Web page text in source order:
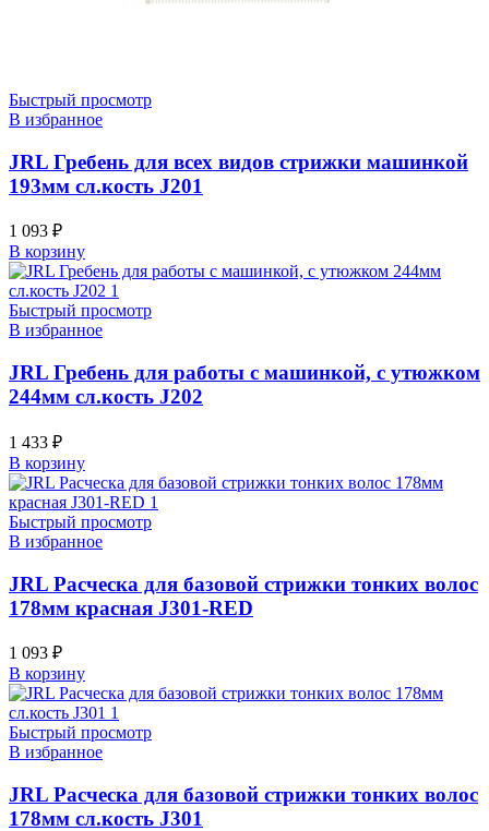
Быстрый просмотр
В избранное
JRL Гребень для всех видов стрижки машинкой
193мм сл.кость J201
1 093 ₽
В корзину
Быстрый просмотр
В избранное
JRL Гребень для работы с машинкой, с утюжком
244мм сл.кость J202
1 433 ₽
В корзину
Быстрый просмотр
В избранное
JRL Расческа для базовой стрижки тонких волос
178мм красная J301-RED
1 093 ₽
В корзину
Быстрый просмотр
В избранное
JRL Расческа для базовой стрижки тонких волос
178мм сл.кость J301